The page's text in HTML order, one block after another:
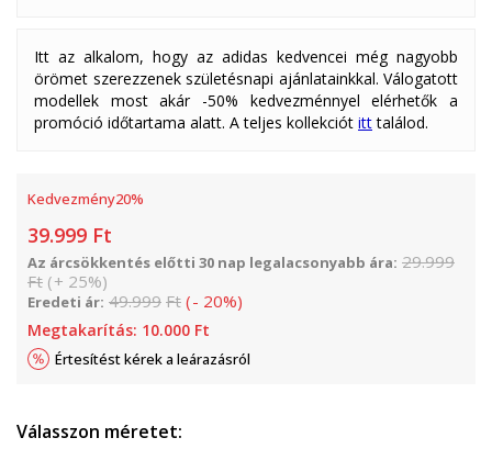
Itt az alkalom, hogy az adidas kedvencei még nagyobb
örömet szerezzenek születésnapi ajánlatainkkal. Válogatott
modellek most akár -50% kedvezménnyel elérhetők a
promóció időtartama alatt. A teljes kollekciót itt találod.
Kedvezmény20%
39.999 Ft
Az árcsökkentés előtti 30 nap legalacsonyabb ára: 29.999
Ft (+ 25%)
Eredeti ár: 49.999 Ft (- 20%)
Megtakarítás: 10.000 Ft
Értesítést kérek a leárazásról
Válasszon méretet: